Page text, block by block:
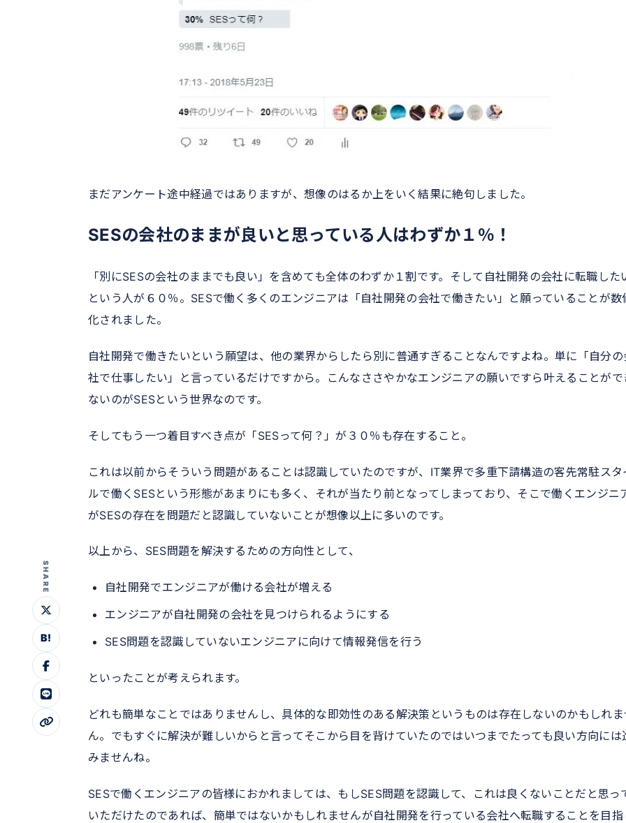
SHARE
B!
まだアンケート途中経過ではありますが、想像のはるか上をいく結果に絶句しました。
SESの会社のままが良いと思っている人はわずか１％！
「別にSESの会社のままでも良い」を含めても全体のわずか１割です。そして自社開発の会社に転職した
という人が６０％。SESで働く多くのエンジニアは「自社開発の会社で働きたい」と願っていることが数
化されました。
自社開発で働きたいという願望は、他の業界からしたら別に普通すぎることなんですよね。単に「自分の
社で仕事したい」と言っているだけですから。こんなささやかなエンジニアの願いですら叶えることがで
ないのがSESという世界なのです。
そしてもう一つ着目すべき点が「SESって何？」が３０％も存在すること。
これは以前からそういう問題があることは認識していたのですが、IT業界で多重下請構造の客先常駐スタ
ルで働くSESという形態があまりにも多く、それが当たり前となってしまっており、そこで働くエンジニ
がSESの存在を問題だと認識していないことが想像以上に多いのです。
以上から、SES問題を解決するための方向性として、
自社開発でエンジニアが働ける会社が増える
エンジニアが自社開発の会社を見つけられるようにする
SES問題を認識していないエンジニアに向けて情報発信を行う
といったことが考えられます。
どれも簡単なことではありませんし、具体的な即効性のある解決策というものは存在しないのかもしれ
ん。でもすぐに解決が難しいからと言ってそこから目を背けていたのではいつまでたっても良い方向には
みませんね。
SESで働くエンジニアの皆様におかれましては、もしSES問題を認識して、これは良くないことだと思っ
いただけたのであれば、簡単ではないかもしれませんが自社開発を行っている会社へ転職することを目指